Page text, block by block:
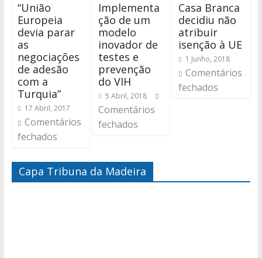
“União
Europeia
devia parar
as
negociações
de adesão
com a
Turquia”
17 Abril, 2017
Comentários
fechados
Implementa
ção de um
modelo
inovador de
testes e
prevenção
do VIH
5 Abril, 2018
Comentários
fechados
Casa Branca
decidiu não
atribuir
isenção à UE
1 Junho, 2018
Comentários
fechados
Capa Tribuna da Madeira